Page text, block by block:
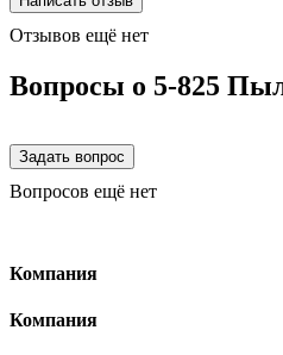
Отзывов ещё нет
Вопросы о 5-825
Вопросов ещё нет
Компания
Компания